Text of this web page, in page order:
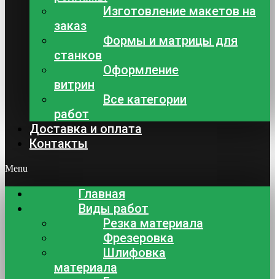
Изготовление макетов на
заказ
Формы и матрицы для
станков
Оформление
витрин
Все категории
работ
Доставка и оплата
Контакты
Menu
Главная
Виды работ
Резка материала
Фрезеровка
Шлифовка
материала